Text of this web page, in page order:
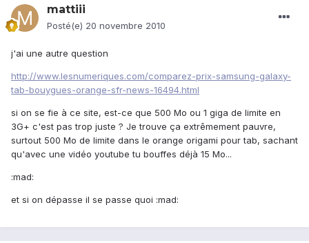
mattiii
Posté(e) 20 novembre 2010
j'ai une autre question
http://www.lesnumeriques.com/comparez-prix-samsung-galaxy-
tab-bouygues-orange-sfr-news-16494.html
si on se fie à ce site, est-ce que 500 Mo ou 1 giga de limite en
3G+ c'est pas trop juste ? Je trouve ça extrêmement pauvre,
surtout 500 Mo de limite dans le orange origami pour tab, sachant
qu'avec une vidéo youtube tu bouffes déjà 15 Mo...
:mad:
et si on dépasse il se passe quoi :mad: